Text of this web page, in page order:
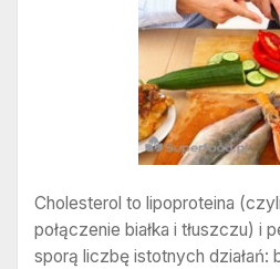
Cholesterol to lipoproteina
połączenie białka i tłuszczu) i
sporą liczbę istotnych działań: